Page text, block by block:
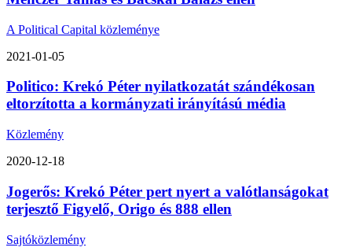
A Political Capital közleménye
2021-01-05
Politico: Krekó Péter nyilatkozatát szándékosan
eltorzította a kormányzati irányítású média
Közlemény
2020-12-18
Jogerős: Krekó Péter pert nyert a valótlanságokat
terjesztő Figyelő, Origo és 888 ellen
Sajtóközlemény